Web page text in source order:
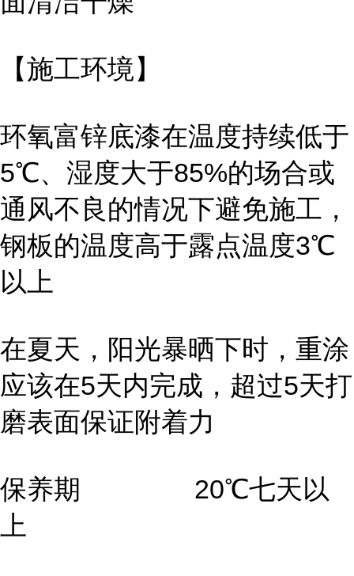
【施工环境】
环氧富锌底漆在温度持续低于
5℃、湿度大于85%的场合或
通风不良的情况下避免施工，
钢板的温度高于露点温度3℃
以上
在夏天，阳光暴晒下时，重涂
应该在5天内完成，超过5天打
磨表面保证附着力
保养期 20℃七天以
上